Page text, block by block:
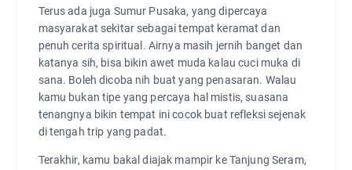
Terus ada juga Sumur Pusaka, yang dipercaya
masyarakat sekitar sebagai tempat keramat dan
penuh cerita spiritual. Airnya masih jernih banget dan
katanya sih, bisa bikin awet muda kalau cuci muka di
sana. Boleh dicoba nih buat yang penasaran. Walau
kamu bukan tipe yang percaya hal mistis, suasana
tenangnya bikin tempat ini cocok buat refleksi sejenak
di tengah trip yang padat.
Terakhir, kamu bakal diajak mampir ke Tanjung Seram,